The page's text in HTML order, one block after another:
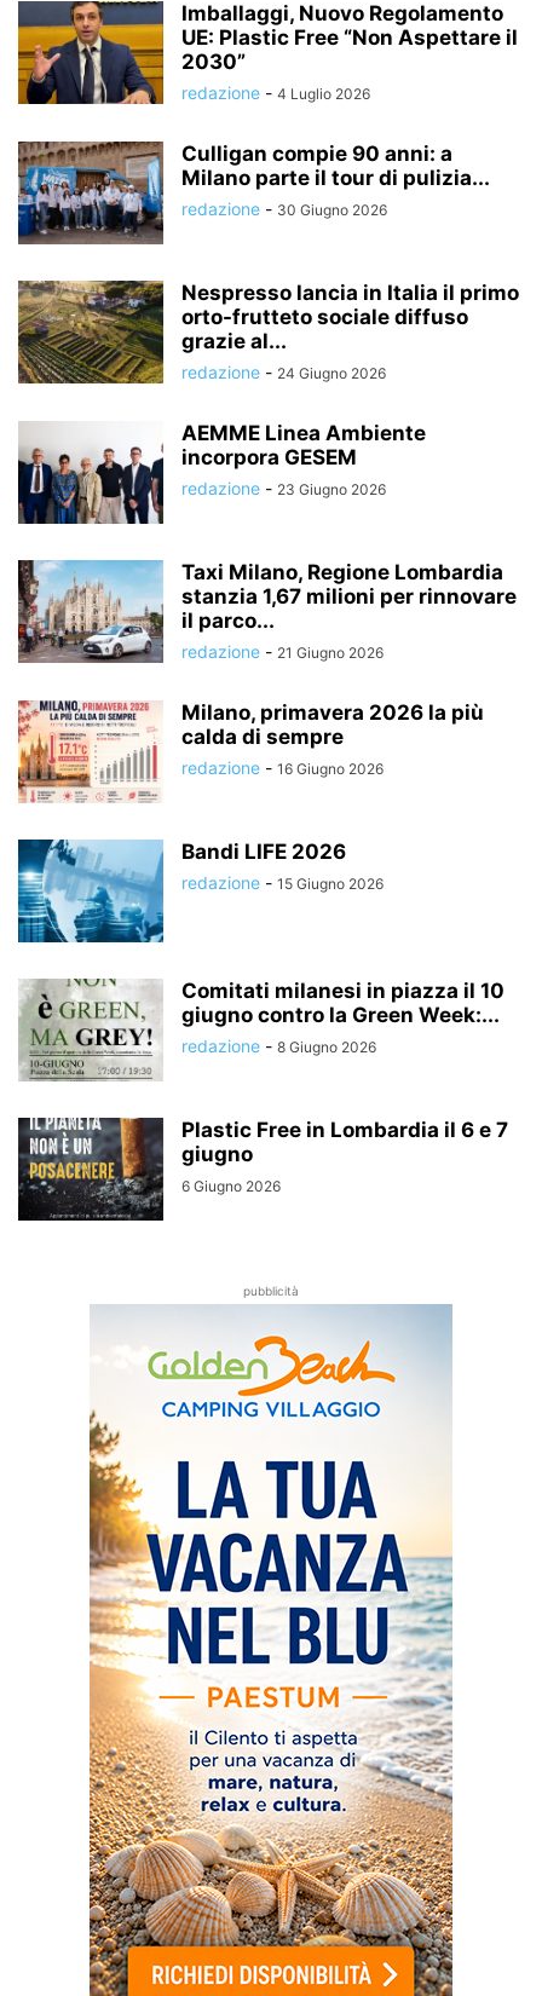
Imballaggi, Nuovo Regolamento
UE: Plastic Free “Non Aspettare il
2030”
redazione - 4 Luglio 2026
Culligan compie 90 anni: a
Milano parte il tour di pulizia...
redazione - 30 Giugno 2026
Nespresso lancia in Italia il primo
orto-frutteto sociale diffuso
grazie al...
redazione - 24 Giugno 2026
AEMME Linea Ambiente
incorpora GESEM
redazione - 23 Giugno 2026
Taxi Milano, Regione Lombardia
stanzia 1,67 milioni per rinnovare
il parco...
redazione - 21 Giugno 2026
Milano, primavera 2026 la più
calda di sempre
redazione - 16 Giugno 2026
Bandi LIFE 2026
redazione - 15 Giugno 2026
Comitati milanesi in piazza il 10
giugno contro la Green Week:...
redazione - 8 Giugno 2026
Plastic Free in Lombardia il 6 e 7
giugno
6 Giugno 2026
pubblicità